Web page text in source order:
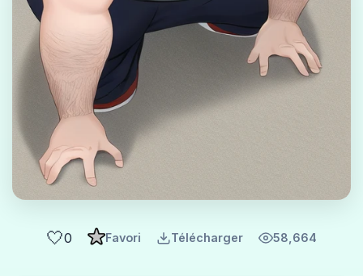
🤍0 Favori Télécharger 58,664